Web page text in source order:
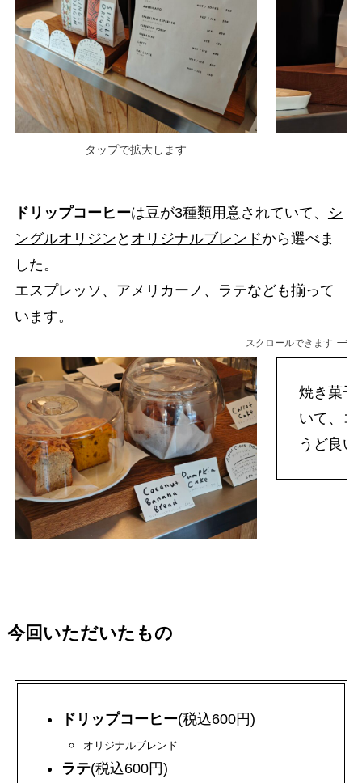
タップで拡大します
ドリップコーヒーは豆が3種類用意されていて、
シ
ングルオリジン と オリジナルブレンドから選べま
した。
エスプレッソ、アメリカーノ、ラテなども揃って
います。
スクロールできます
焼き菓子
いて、コ
うど良
今回いただいたもの
ドリップコーヒー(税込600円)
オリジナルブレンド
ラテ(税込600円)